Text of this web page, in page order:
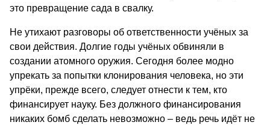
это превращение сада в свалку.
Не утихают разговоры об ответственности учёных за
свои действия. Долгие годы учёных обвиняли в
создании атомного оружия. Сегодня более модно
упрекать за попытки клонирования человека, но эти
упрёки, прежде всего, следует отнести к тем, кто
финансирует науку. Без должного финансирования
никаких бомб сделать невозможно – ведь речь идёт не